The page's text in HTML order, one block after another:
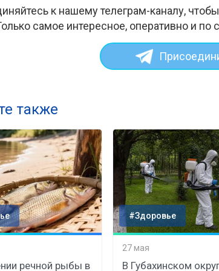
к нашему телеграм-каналу,
самое интересное, оперативно и по
также
речной рыбы в
#Здоровье
27 мая
В Губахинском